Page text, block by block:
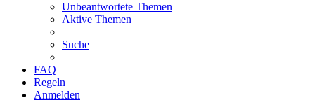
Unbeantwortete Themen
Aktive Themen
Suche
FAQ
Regeln
Anmelden